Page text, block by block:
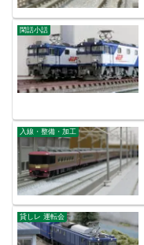
閑話小話
入線・整備・加工
貸しレ 運転会